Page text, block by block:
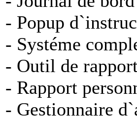
- Popup
- Systéme
- Outil de
- Rapport
- Gestionnaire